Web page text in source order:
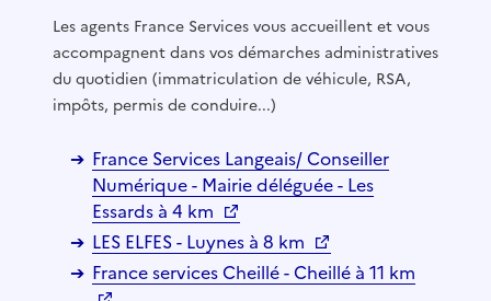
Les agents France Services vous accueillent et vous
accompagnent dans vos démarches administratives
du quotidien (immatriculation de véhicule, RSA,
impôts, permis de conduire...)
France Services Langeais/ Conseiller
Numérique - Mairie déléguée - Les
Essards à 4 km
LES ELFES - Luynes à 8 km
France services Cheillé - Cheillé à 11 km